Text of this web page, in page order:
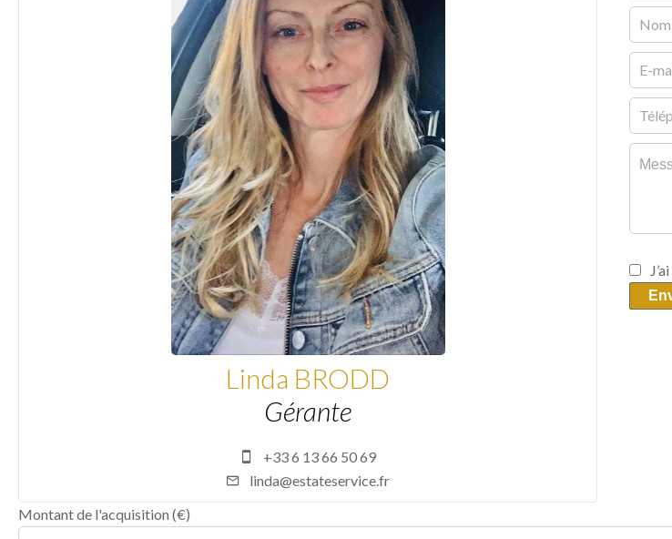
Linda BRODD
Gérante
+33 6 13 66 50 69
linda@estateservice.fr
Montant de l'acquisition (€)